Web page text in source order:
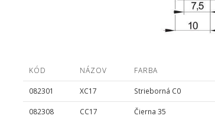
KÓD NÁZOV FARBA
082301 XC17 Strieborná C0
082308 CC17 Čierna 35